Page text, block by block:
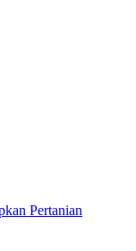
Pertanian